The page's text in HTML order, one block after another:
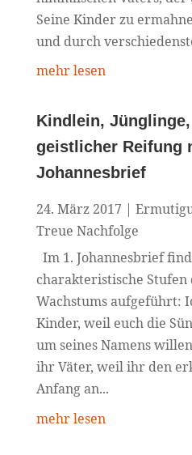
Seine Kinder zu
und durch
mehr lesen
Kindlein,
geistlicher Reifung
Johannesbrief
24. März 2017 |
Treue Nachfolge
Im 1. Johannesbrief
charakteristische Stufen
Wachstums aufgeführt:
Kinder, weil euch die
um seines Namens
ihr Väter, weil ihr den
Anfang an...
mehr lesen